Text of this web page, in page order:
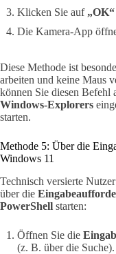
Klicken Sie auf „OK“
Die Kamera-App
Diese Methode ist
arbeiten und keine Maus
können Sie diesen Befehl
Windows-Explorers
starten.
Methode 5: Über die
Windows 11
Technisch versierte
über die
PowerShell starten:
Öffnen Sie die
(z. B. über die Suche).